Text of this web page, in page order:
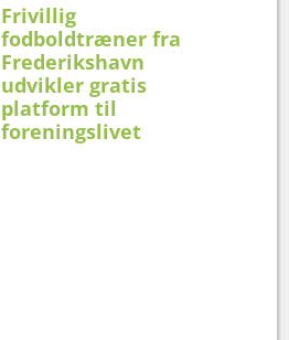
Frivillig
fodboldtræner fra
Frederikshavn
udvikler gratis
platform til
foreningslivet